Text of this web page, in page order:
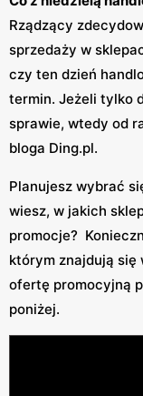
Rządzący
sprzedaży w
czy ten dzień
termin. Jeżeli tylko
sprawie, wtedy od
bloga Ding.pl.
Planujesz wybrać
wiesz, w jakich
promocje?
którym znajdują się
ofertę promocyjną
poniżej.